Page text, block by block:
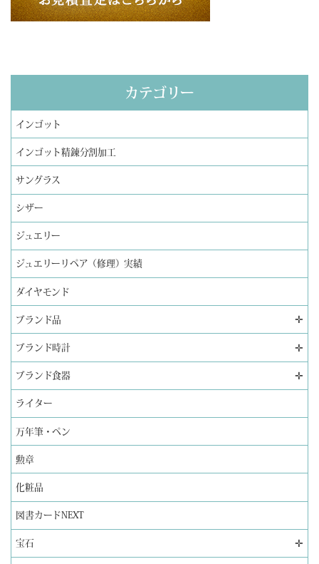
カテゴリー
インゴット
インゴット精錬分割加工
サングラス
シザー
ジュエリー
ジュエリーリペア（修理）実績
ダイヤモンド
ブランド品 ✛
ブランド時計 ✛
ブランド食器 ✛
ライター
万年筆・ペン
勲章
化粧品
図書カードNEXT
宝石 ✛